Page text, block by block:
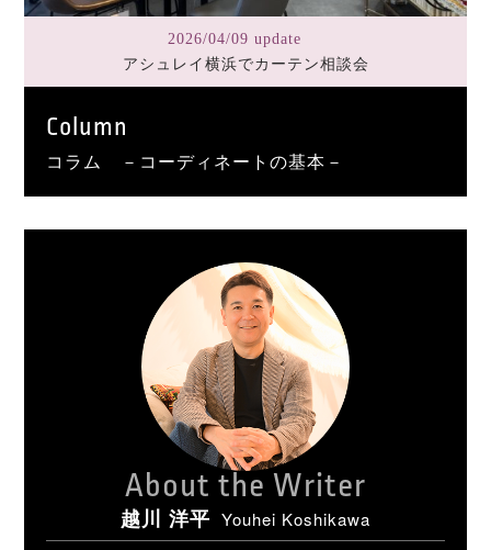
2026/04/09 update
アシュレイ横浜でカーテン相談会
Column
コラム －コーディネートの基本－
About the Writer
越川 洋平 Youhei Koshikawa